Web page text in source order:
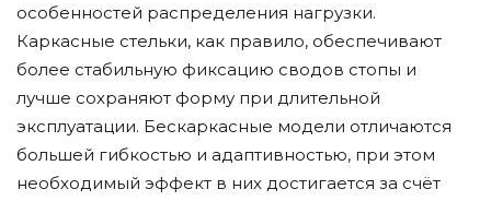
особенностей распределения нагрузки.
Каркасные стельки, как правило, обеспечивают
более стабильную фиксацию сводов стопы и
лучше сохраняют форму при длительной
эксплуатации. Бескаркасные модели отличаются
большей гибкостью и адаптивностью, при этом
необходимый эффект в них достигается за счёт